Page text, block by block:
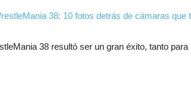
38 resultó ser un gran éxito, tanto